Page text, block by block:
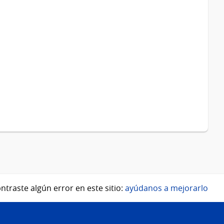
algún error en este sitio: ayúdanos a mejorarlo